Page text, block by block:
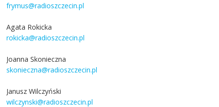
frymus@radioszczecin.pl
Agata Rokicka
rokicka@radioszczecin.pl
Joanna Skonieczna
skonieczna@radioszczecin.pl
Janusz Wilczyński
wilczynski@radioszczecin.pl